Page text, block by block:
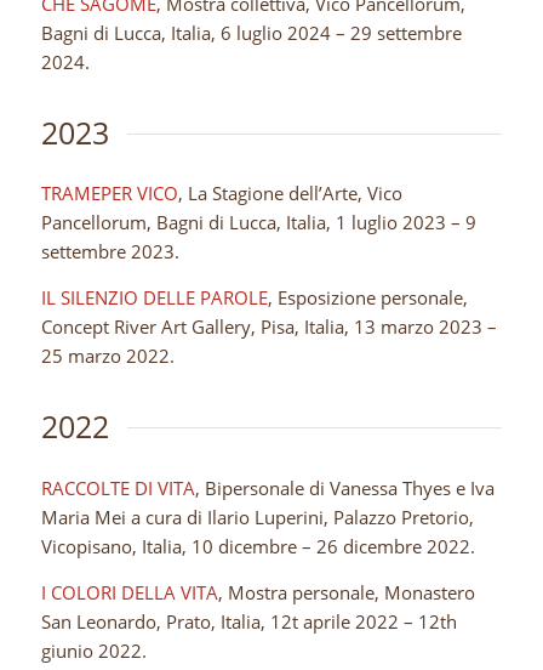
Bagni di Lucca, Italia, 6 luglio 2024 – 29 settembre
2024.
2023
TRAMEPER VICO, La Stagione dell’Arte, Vico
Pancellorum, Bagni di Lucca, Italia, 1 luglio 2023 – 9
settembre 2023.
IL SILENZIO DELLE PAROLE, Esposizione personale,
Concept River Art Gallery, Pisa, Italia, 13 marzo 2023 –
25 marzo 2022.
2022
RACCOLTE DI VITA, Bipersonale di Vanessa Thyes e Iva
Maria Mei a cura di Ilario Luperini, Palazzo Pretorio,
Vicopisano, Italia, 10 dicembre – 26 dicembre 2022.
I COLORI DELLA VITA, Mostra personale, Monastero
San Leonardo, Prato, Italia, 12t aprile 2022 – 12th
giunio 2022.